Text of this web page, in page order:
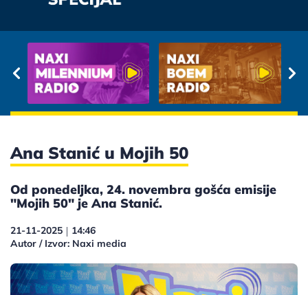
Ana Stanić u Mojih 50
Od ponedeljka, 24. novembra gošća emisije
"Mojih 50" je Ana Stanić.
21-11-2025 | 14:46
Autor / Izvor: Naxi media